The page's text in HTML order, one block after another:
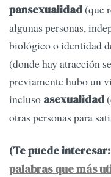
pansexualidad(que
algunas personas,
biológico o identidad
(donde hay atracción
previamente hubo un
incluso asexualidad
otras personas para
(Te puede interesar:
palabras que más